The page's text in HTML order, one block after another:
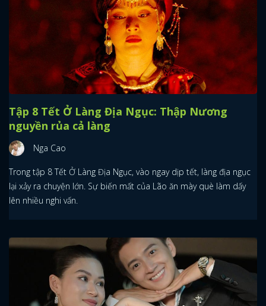
Tập 8 Tết Ở Làng Địa Ngục: Thập Nương
nguyền rủa cả làng
Nga Cao
Trong tập 8 Tết Ở Làng Địa Ngục, vào ngay dịp tết, làng địa ngục
lại xảy ra chuyện lớn. Sự biến mất của Lão ăn mày què làm dấy
lên nhiều nghi vấn.